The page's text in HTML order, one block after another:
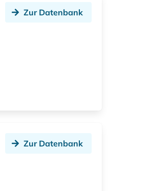
Zur Datenbank
Zur Datenbank